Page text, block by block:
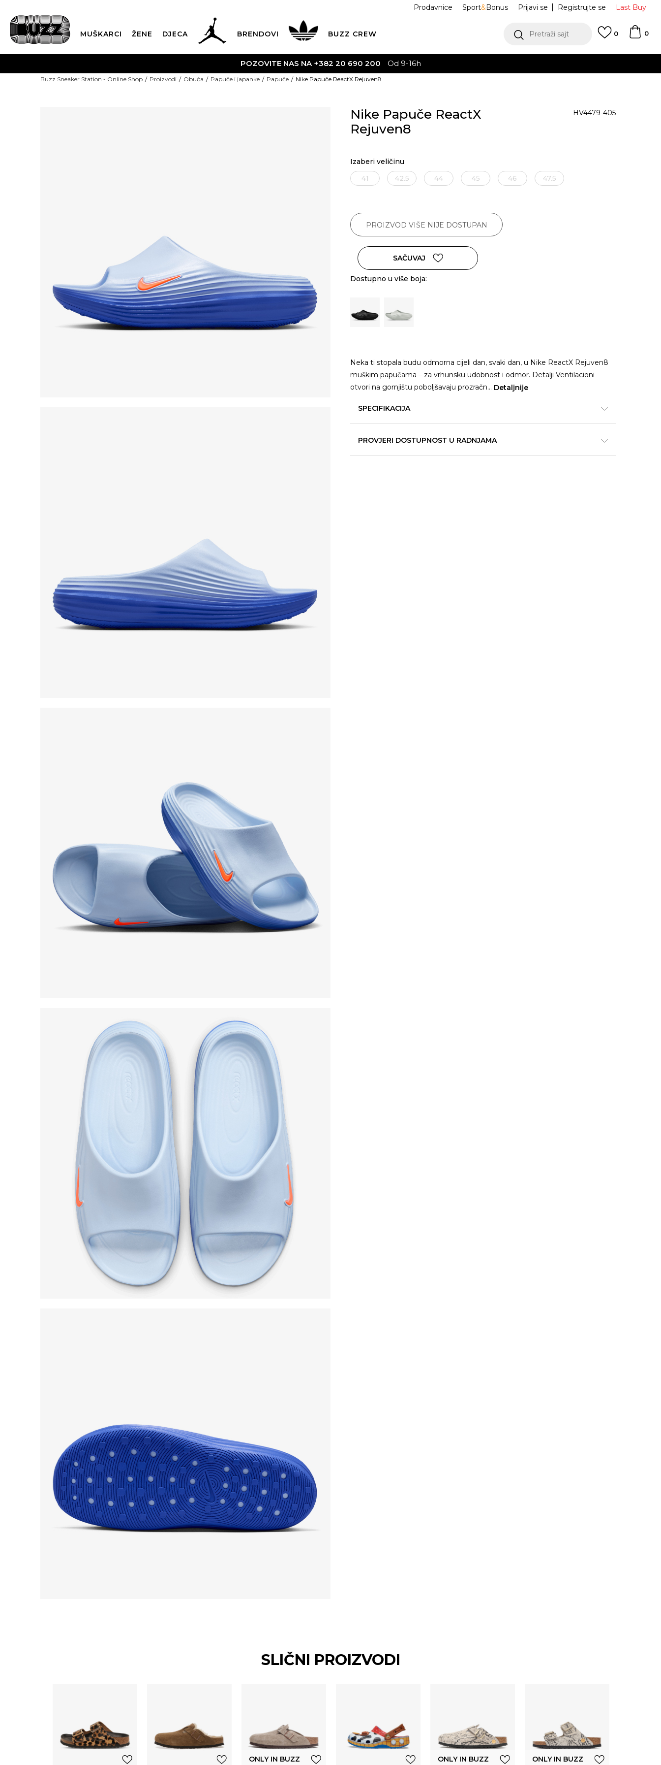
Last Buy
Prijavi se Registrujte se
Prodavnice Sport&Bonus
MUŠKARCI ŽENE DJECA BRENDOVI BUZZ CREW Pretraži sajt 0
0
POZOVITE NAS NA +382 20 690 200 Od 9-16h
Buzz Sneaker Station - Online Shop Proizvodi Obuća Papuče i japanke Papuče Nike Papuče ReactX Rejuven8
Nike Papuče ReactX
Rejuven8
HV4479-405
Izaberi veličinu
41
42.5 44 45 46 47.5
PROIZVOD VIŠE NIJE DOSTUPAN
SAČUVAJ
Dostupno u više boja:
Neka ti stopala budu odmorna cijeli dan, svaki dan, u Nike ReactX Rejuven8
muškim papučama – za vrhunsku udobnost i odmor. Detalji Ventilacioni
otvori na gornjištu poboljšavaju prozračn... Detaljnije
SPECIFIKACIJA
PROVJERI DOSTUPNOST U RADNJAMA
SLIČNI PROIZVODI
ONLY IN BUZZ ONLY IN BUZZ ONLY IN BUZZ